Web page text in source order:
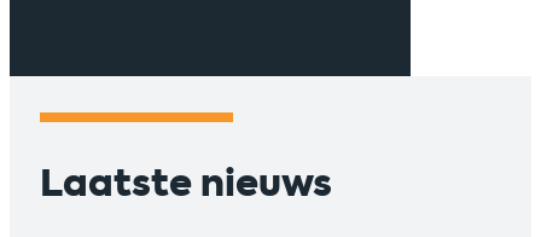
Laatste nieuws